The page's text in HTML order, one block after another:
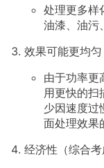
处理更多样
油漆、油污
效果可能更均匀
由于功率更
用更快的扫
少因速度过
面处理效果
经济性（综合考